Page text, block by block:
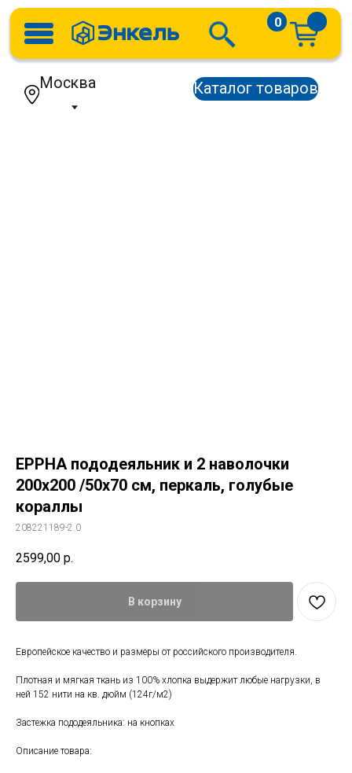
Каталог товаров
Москва
ЕРРНА пододеяльник и 2 наволочки
200x200 /50x70 см, перкаль, голубые
кораллы
208221189-2.0
2599,00 р.
В корзину
Европейское качество и размеры от российского производителя.
Плотная и мягкая ткань из 100% хлопка выдержит любые нагрузки, в
ней 152 нити на кв. дюйм (124г/м2)
Застежка пододеяльника: на кнопках
Описание товара: